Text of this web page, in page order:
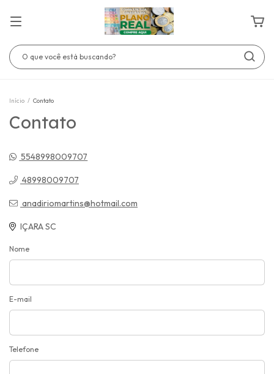
Início / Contato
Contato
5548998009707
48998009707
anadiriomartins@hotmail.com
IÇARA SC
Nome
E-mail
Telefone